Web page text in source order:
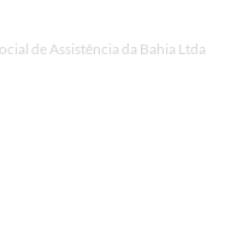
de Assistência da Bahia Ltda